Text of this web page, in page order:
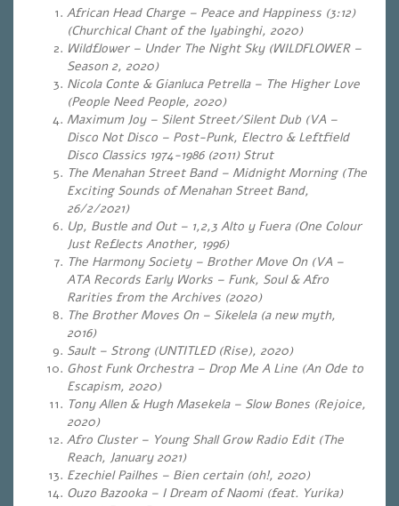
African Head Charge – Peace and Happiness (3:12)
(Churchical Chant of the Iyabinghi, 2020)
Wildflower – Under The Night Sky (WILDFLOWER –
Season 2, 2020)
Nicola Conte & Gianluca Petrella – The Higher Love
(People Need People, 2020)
Maximum Joy – Silent Street/Silent Dub (VA –
Disco Not Disco – Post-Punk, Electro & Leftfield
Disco Classics 1974-1986 (2011) Strut
The Menahan Street Band – Midnight Morning (The
Exciting Sounds of Menahan Street Band,
26/2/2021)
Up, Bustle and Out – 1,2,3 Alto y Fuera (One Colour
Just Reflects Another, 1996)
The Harmony Society – Brother Move On (VA –
ATA Records Early Works – Funk, Soul & Afro
Rarities from the Archives (2020)
The Brother Moves On – Sikelela (a new myth,
2016)
Sault – Strong (UNTITLED (Rise), 2020)
Ghost Funk Orchestra – Drop Me A Line (An Ode to
Escapism, 2020)
Tony Allen & Hugh Masekela – Slow Bones (Rejoice,
2020)
Afro Cluster – Young Shall Grow Radio Edit (The
Reach, January 2021)
Ezechiel Pailhes – Bien certain (oh!, 2020)
Ouzo Bazooka – I Dream of Naomi (feat. Yurika)